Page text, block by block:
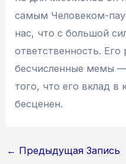
самым Человеком-
нас, что с большой
ответственность.
бесчисленные мемы
того, что его вклад в
бесценен.
Навигация
← Предыдущая Запись